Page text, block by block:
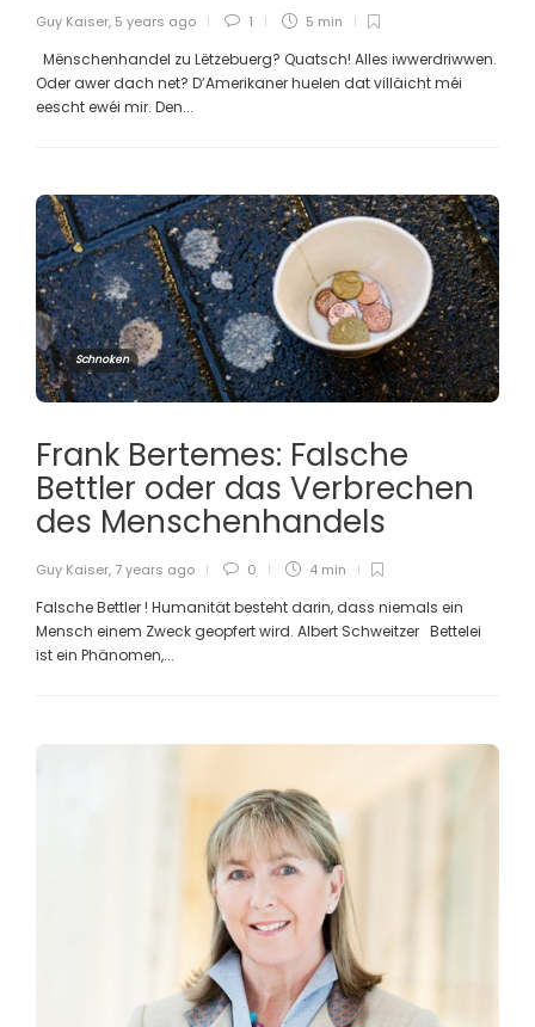
Guy Kaiser, 5 years ago 1 5 min
Mënschenhandel zu Lëtzebuerg? Quatsch! Alles iwwerdriwwen.
Oder awer dach net? D’Amerikaner huelen dat villäicht méi
eescht ewéi mir. Den...
Schnoken
Frank Bertemes: Falsche
Bettler oder das Verbrechen
des Menschenhandels
Guy Kaiser, 7 years ago 0 4 min
Falsche Bettler ! Humanität besteht darin, dass niemals ein
Mensch einem Zweck geopfert wird. Albert Schweitzer Bettelei
ist ein Phänomen,...